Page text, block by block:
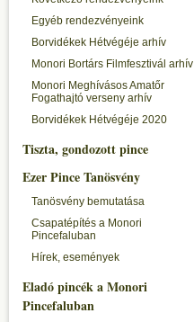
Egyéb rendezvényeink
Borvidékek Hétvégéje arhív
Monori Bortárs Filmfesztivál arhív
Monori Meghívásos Amatőr
Fogathajtó verseny arhív
Borvidékek Hétvégéje 2020
Tiszta, gondozott pince
Ezer Pince Tanösvény
Tanösvény bemutatása
Csapatépítés a Monori
Pincefaluban
Hírek, események
Eladó pincék a Monori
Pincefaluban